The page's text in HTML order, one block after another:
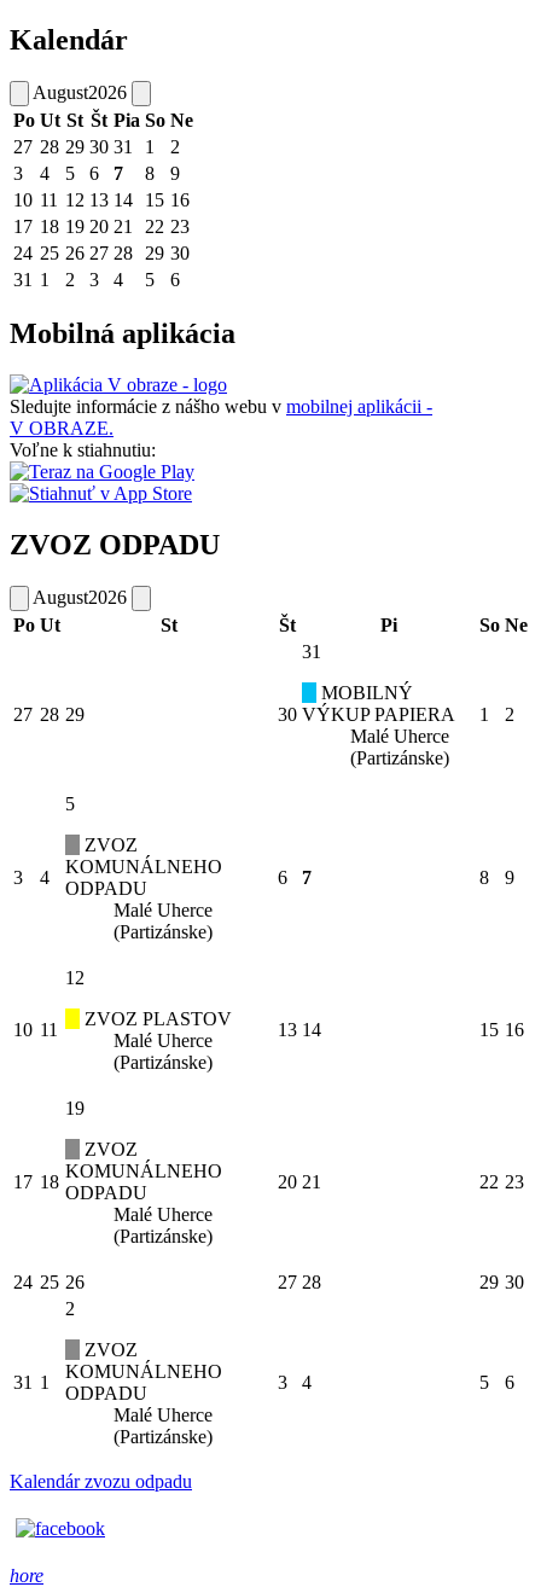
Kalendár
August2026
Po Ut St Št Pia So Ne
27 28 29 30 31 1
2
3
4 5 6 7 8
9
10 11 12 13 14 15 16
17 18 19 20 21 22 23
24 25 26 27 28 29 30
31 1 2 3 4 5 6
Mobilná aplikácia
Sledujte informácie z nášho webu v mobilnej aplikácii -
V OBRAZE.
Voľne k stiahnutiu:
ZVOZ ODPADU
August2026
Po Ut St Št Pi So Ne
27 28 29 30
31
MOBILNÝ
VÝKUP PAPIERA
Malé Uherce
(Partizánske)
1 2
3 4
5
ZVOZ
KOMUNÁLNEHO
ODPADU
Malé Uherce
(Partizánske)
6 7 8 9
10 11
12
ZVOZ PLASTOV
Malé Uherce
(Partizánske)
13 14 15 16
17 18
19
ZVOZ
KOMUNÁLNEHO
ODPADU
Malé Uherce
(Partizánske)
20 21 22 23
24 25 26 27 28 29 30
31 1
2
ZVOZ
KOMUNÁLNEHO
ODPADU
Malé Uherce
(Partizánske)
3 4 5 6
Kalendár zvozu odpadu
hore